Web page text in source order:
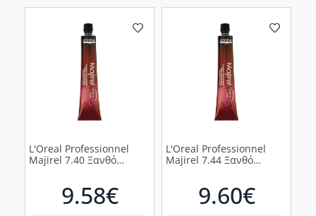
L'Oreal Professionnel
Majirel 7.40 Ξανθό
9.58€
L'Oreal Professionnel
Majirel 7.44 Ξανθό
9.60€